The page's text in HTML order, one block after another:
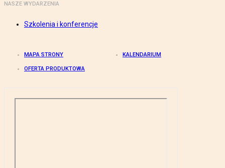
NASZE WYDARZENIA
Szkolenia i konferencje
MAPA STRONY KALENDARIUM
OFERTA PRODUKTOWA